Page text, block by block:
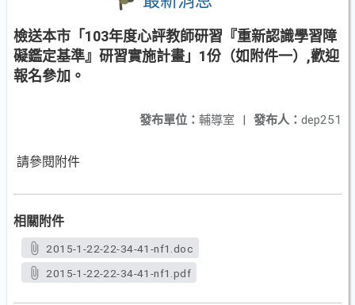
檢送本市「103年度心評教師研習『重新認識學習障
礙鑑定基準』研習實施計畫」1份（如附件一）,歡迎
報名參加。
發布人： dep251
發布單位： 輔導室 |
請參閱附件
相關附件
2015-1-22-22-34-41-nf1.doc
2015-1-22-22-34-41-nf1.pdf